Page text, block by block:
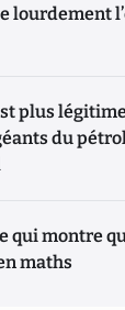
lourdement
plus
du
qui montre
maths